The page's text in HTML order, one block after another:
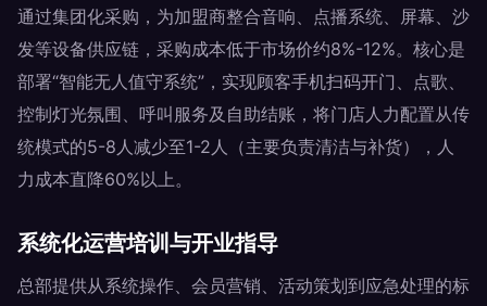
通过集团化采购，为加盟商整合音响、点播系统、屏幕、沙
发等设备供应链，采购成本低于市场价约8%-12%。核心是
部署“智能无人值守系统”，实现顾客手机扫码开门、点歌、
控制灯光氛围、呼叫服务及自助结账，将门店人力配置从传
统模式的5-8人减少至1-2人（主要负责清洁与补货），人
力成本直降60%以上。
系统化运营培训与开业指导
总部提供从系统操作、会员营销、活动策划到应急处理的标